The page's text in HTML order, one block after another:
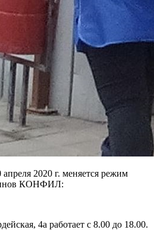
2020 г. меняется режим
КОНФИЛ:
4а работает с 8.00 до 18.00.